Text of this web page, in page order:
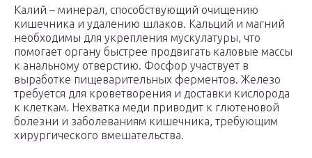
Калий – минерал, способствующий очищению
кишечника и удалению шлаков. Кальций и магний
необходимы для укрепления мускулатуры, что
помогает органу быстрее продвигать каловые массы
к анальному отверстию. Фосфор участвует в
выработке пищеварительных ферментов. Железо
требуется для кроветворения и доставки кислорода
к клеткам. Нехватка меди приводит к глютеновой
болезни и заболеваниям кишечника, требующим
хирургического вмешательства.